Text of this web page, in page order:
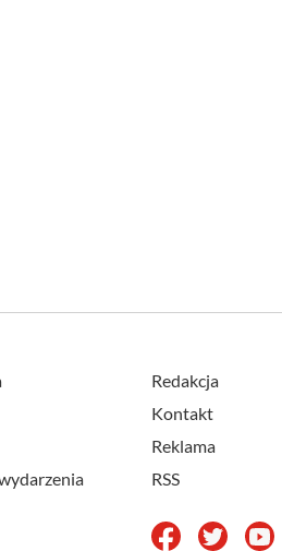
Redakcja
Kontakt
Reklama
RSS